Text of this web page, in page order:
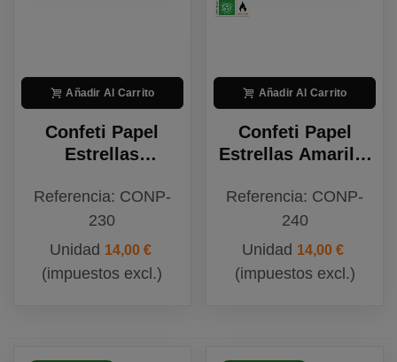
Añadir Al Carrito
Confeti Papel
Estrellas
Biodegradable
Referencia: CONP-
230
Unidad 14,00 €
(impuestos excl.)
Añadir Al Carrito
Confeti Papel
Estrellas Amarillo
Referencia: CONP-
240
Unidad 14,00 €
(impuestos excl.)